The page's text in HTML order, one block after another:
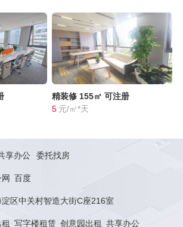
精装修 155㎡ 可注册
5 元/㎡*天
享办公 委托找房
百度
区中关村智造大街C座216室
写字楼租赁 创意园出租 共享办公